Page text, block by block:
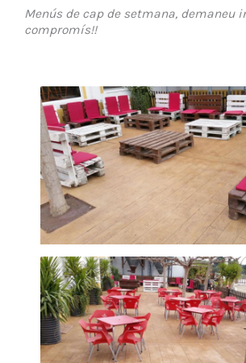
Menús de cap de setmana, demaneu
compromís!!